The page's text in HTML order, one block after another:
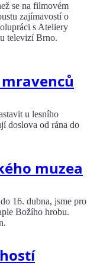
se na filmovém
zajímavostí o
s Ateliery
televizí Brno.
u lesního
doslova od rána do
muzea
16. dubna, jsme pro
Božího hrobu.